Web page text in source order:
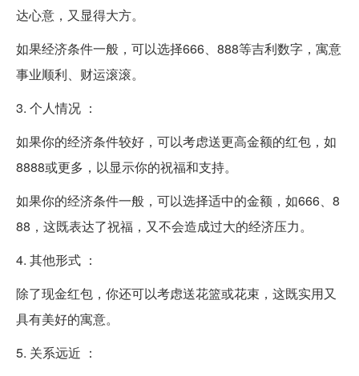
达心意，又显得大方。
如果经济条件一般，可以选择666、888等吉利数字，寓意
事业顺利、财运滚滚。
3. 个人情况 ：
如果你的经济条件较好，可以考虑送更高金额的红包，如
8888或更多，以显示你的祝福和支持。
如果你的经济条件一般，可以选择适中的金额，如666、8
88，这既表达了祝福，又不会造成过大的经济压力。
4. 其他形式 ：
除了现金红包，你还可以考虑送花篮或花束，这既实用又
具有美好的寓意。
5. 关系远近 ：